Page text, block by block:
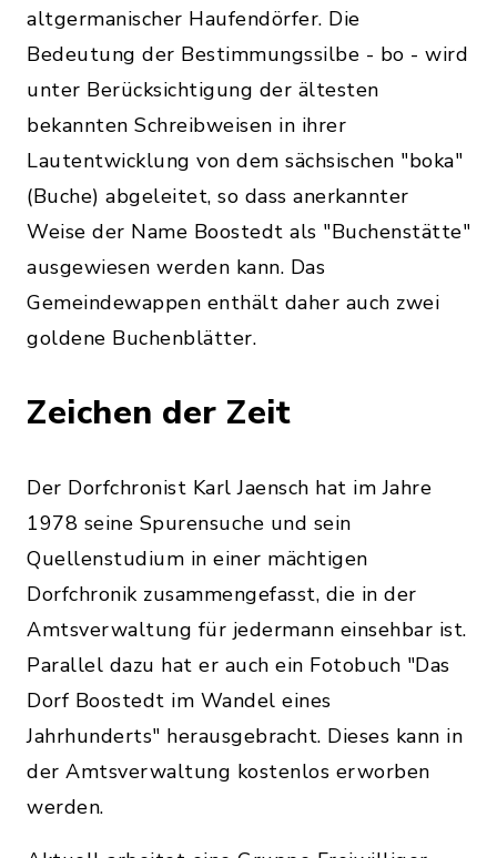
altgermanischer Haufendörfer. Die
Bedeutung der Bestimmungssilbe - bo - wird
unter Berücksichtigung der ältesten
bekannten Schreibweisen in ihrer
Lautentwicklung von dem sächsischen "boka"
(Buche) abgeleitet, so dass anerkannter
Weise der Name Boostedt als "Buchenstätte"
ausgewiesen werden kann. Das
Gemeindewappen enthält daher auch zwei
goldene Buchenblätter.
Zeichen der Zeit
Der Dorfchronist Karl Jaensch hat im Jahre
1978 seine Spurensuche und sein
Quellenstudium in einer mächtigen
Dorfchronik zusammengefasst, die in der
Amtsverwaltung für jedermann einsehbar ist.
Parallel dazu hat er auch ein Fotobuch "Das
Dorf Boostedt im Wandel eines
Jahrhunderts" herausgebracht. Dieses kann in
der Amtsverwaltung kostenlos erworben
werden.